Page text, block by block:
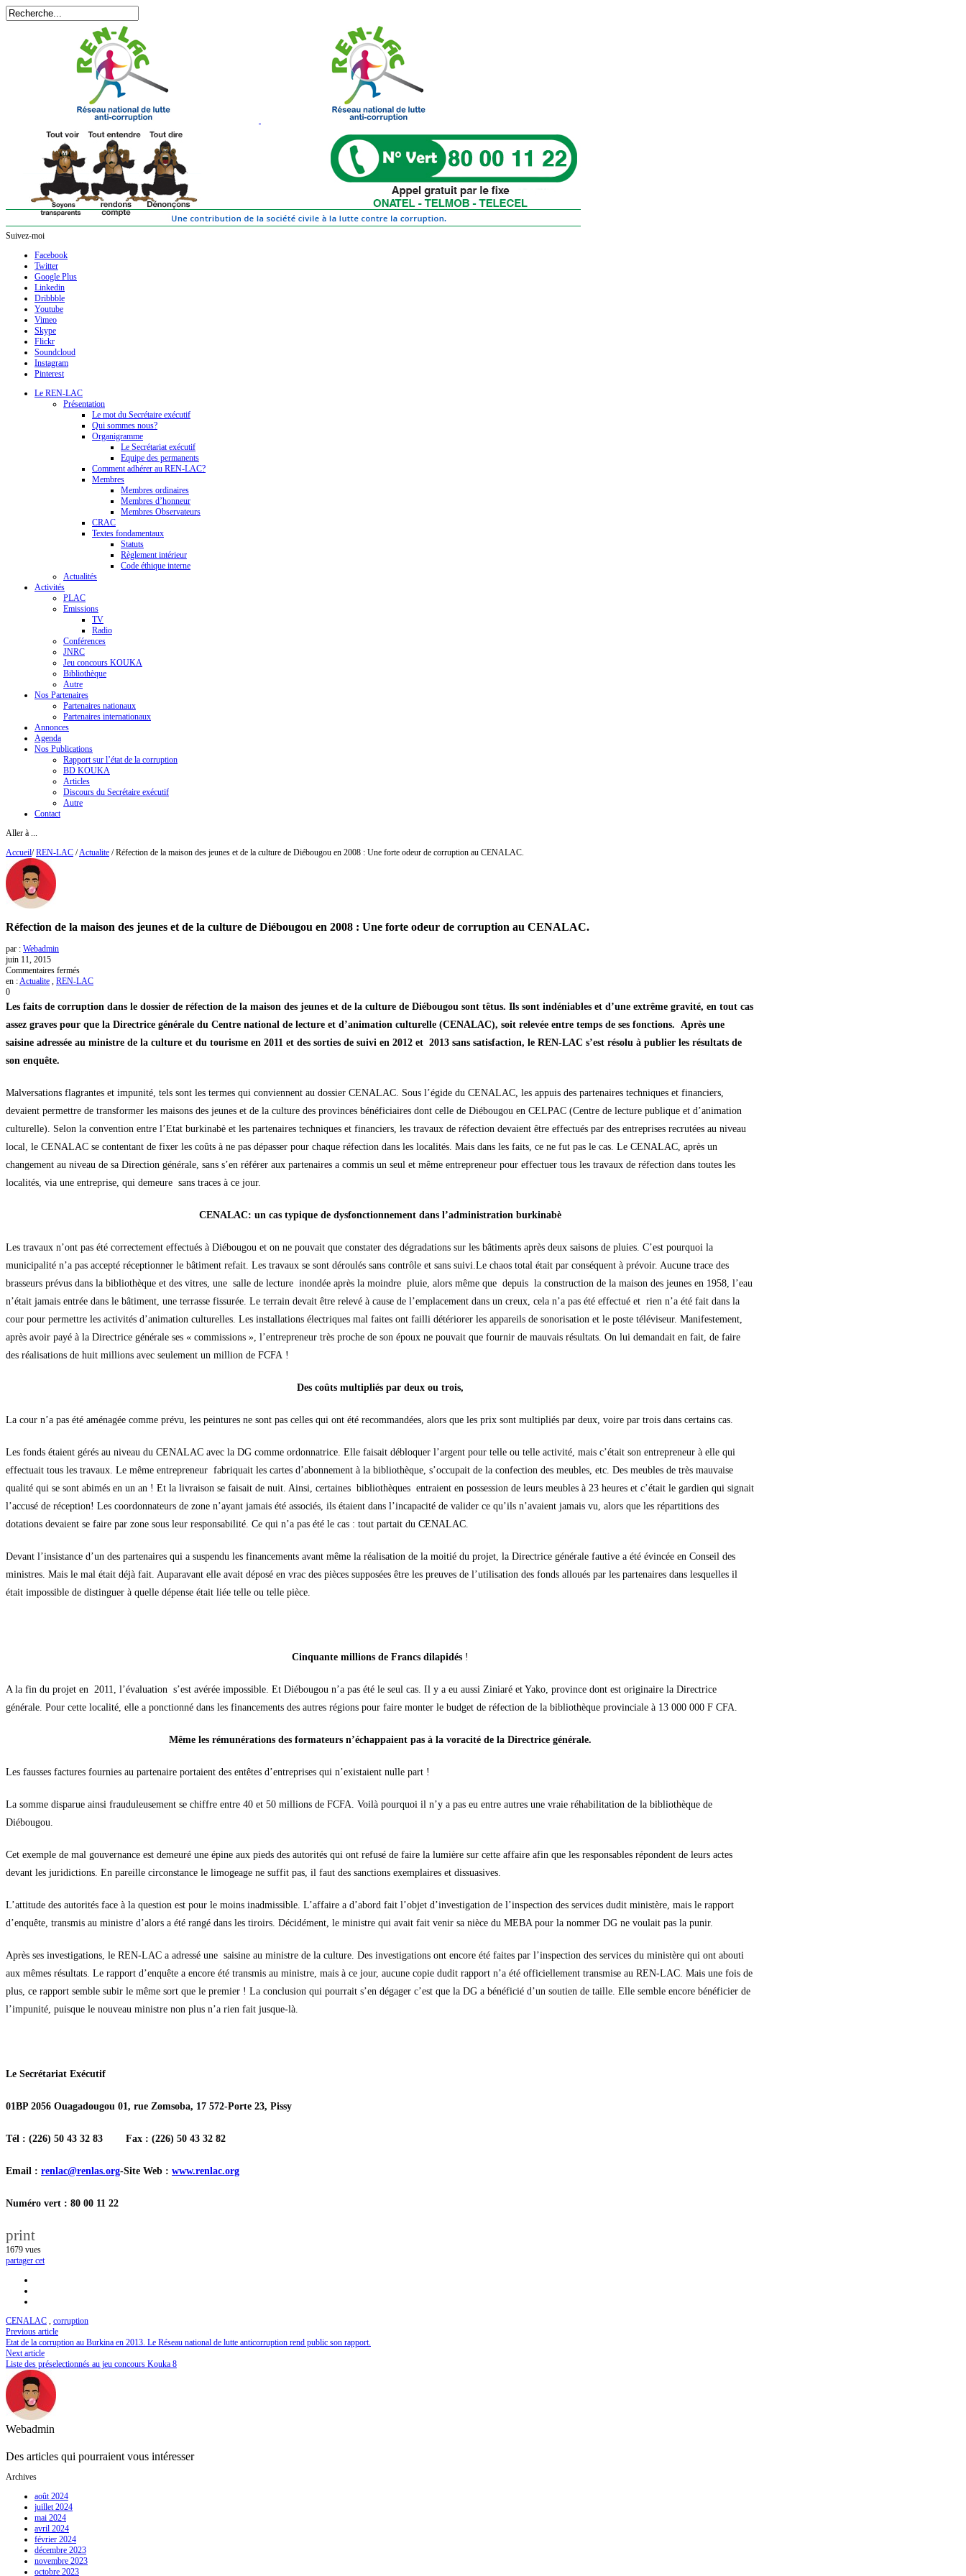
Suivez-moi
Facebook
Twitter
Google Plus
Linkedin
Dribbble
Youtube
Vimeo
Skype
Flickr
Soundcloud
Instagram
Pinterest
Le REN-LAC
Présentation
Le mot du Secrétaire exécutif
Qui sommes nous?
Organigramme
Le Secrétariat exécutif
Equipe des permanents
Comment adhérer au REN-LAC?
Membres
Membres ordinaires
Membres d’honneur
Membres Observateurs
CRAC
Textes fondamentaux
Statuts
Règlement intérieur
Code éthique interne
Actualités
Activités
PLAC
Emissions
TV
Radio
Conférences
JNRC
Jeu concours KOUKA
Bibliothèque
Autre
Nos Partenaires
Partenaires nationaux
Partenaires internationaux
Annonces
Agenda
Nos Publications
Rapport sur l’état de la corruption
BD KOUKA
Articles
Discours du Secrétaire exécutif
Autre
Contact
Aller à ...
Accueil/ REN-LAC /Actualite / Réfection de la maison des jeunes et de la culture de Diébougou en 2008 : Une forte odeur de corruption au CENALAC.
Réfection de la maison des jeunes et de la culture de Diébougou en 2008 : Une forte odeur de corruption au CENALAC.
par : Webadmin
juin 11, 2015
Commentaires fermés
Réfection
maison
des
et
Diébougou
en
:
Une
forte
odeur
corruption
en : Actualite
REN-LAC
0
Les faits de corruption dans le dossier de réfection de la maison des jeunes et de la culture de Diébougou sont têtus. Ils sont indéniables et d’une extrême gravité, en tout cas
assez graves pour que la Directrice générale du Centre national de lecture et d’animation culturelle (CENALAC), soit relevée entre temps de ses fonctions. Après une
saisine adressée au ministre de la culture et du tourisme en 2011 et des sorties de suivi en 2012 et 2013 sans satisfaction, le REN-LAC s’est résolu à publier les résultats de
son enquête.
Malversations flagrantes et impunité, tels sont les termes qui conviennent au dossier CENALAC. Sous l’égide du CENALAC, les appuis des partenaires techniques et financiers,
devaient permettre de transformer les maisons des jeunes et de la culture des provinces bénéficiaires dont celle de Diébougou en CELPAC (Centre de lecture publique et d’animation
culturelle). Selon la convention entre l’Etat burkinabè et les partenaires techniques et financiers, les travaux de réfection devaient être effectués par des entreprises recrutées au niveau
local, le CENALAC se contentant de fixer les coûts à ne pas dépasser pour chaque réfection dans les localités. Mais dans les faits, ce ne fut pas le cas. Le CENALAC, après un
changement au niveau de sa Direction générale, sans s’en référer aux partenaires a commis un seul et même entrepreneur pour effectuer tous les travaux de réfection dans toutes les
localités, via une entreprise, qui demeure sans traces à ce jour.
CENALAC: un cas typique de dysfonctionnement dans l’administration burkinabè
Les travaux n’ont pas été correctement effectués à Diébougou et on ne pouvait que constater des dégradations sur les bâtiments après deux saisons de pluies. C’est pourquoi la
municipalité n’a pas accepté réceptionner le bâtiment refait. Les travaux se sont déroulés sans contrôle et sans suivi.Le chaos total était par conséquent à prévoir. Aucune trace des
brasseurs prévus dans la bibliothèque et des vitres, une salle de lecture inondée après la moindre pluie, alors même que depuis la construction de la maison des jeunes en 1958, l’eau
n’était jamais entrée dans le bâtiment, une terrasse fissurée. Le terrain devait être relevé à cause de l’emplacement dans un creux, cela n’a pas été effectué et rien n’a été fait dans la
cour pour permettre les activités d’animation culturelles. Les installations électriques mal faites ont failli détériorer les appareils de sonorisation et le poste téléviseur. Manifestement,
après avoir payé à la Directrice générale ses « commissions », l’entrepreneur très proche de son époux ne pouvait que fournir de mauvais résultats. On lui demandait en fait, de faire
des réalisations de huit millions avec seulement un million de FCFA !
Des coûts multipliés par deux ou trois,
La cour n’a pas été aménagée comme prévu, les peintures ne sont pas celles qui ont été recommandées, alors que les prix sont multipliés par deux, voire par trois dans certains cas.
Les fonds étaient gérés au niveau du CENALAC avec la DG comme ordonnatrice. Elle faisait débloquer l’argent pour telle ou telle activité, mais c’était son entrepreneur à elle qui
effectuait tous les travaux. Le même entrepreneur fabriquait les cartes d’abonnement à la bibliothèque, s’occupait de la confection des meubles, etc. Des meubles de très mauvaise
qualité qui se sont abimés en un an ! Et la livraison se faisait de nuit. Ainsi, certaines bibliothèques entraient en possession de leurs meubles à 23 heures et c’était le gardien qui signait
l’accusé de réception! Les coordonnateurs de zone n’ayant jamais été associés, ils étaient dans l’incapacité de valider ce qu’ils n’avaient jamais vu, alors que les répartitions des
dotations devaient se faire par zone sous leur responsabilité. Ce qui n’a pas été le cas : tout partait du CENALAC.
Devant l’insistance d’un des partenaires qui a suspendu les financements avant même la réalisation de la moitié du projet, la Directrice générale fautive a été évincée en Conseil des
ministres. Mais le mal était déjà fait. Auparavant elle avait déposé en vrac des pièces supposées être les preuves de l’utilisation des fonds alloués par les partenaires dans lesquelles il
était impossible de distinguer à quelle dépense était liée telle ou telle pièce.
Cinquante millions de Francs dilapidés !
A la fin du projet en 2011, l’évaluation s’est avérée impossible. Et Diébougou n’a pas été le seul cas. Il y a eu aussi Ziniaré et Yako, province dont est originaire la Directrice
générale. Pour cette localité, elle a ponctionné dans les financements des autres régions pour faire monter le budget de réfection de la bibliothèque provinciale à 13 000 000 F CFA.
Même les rémunérations des formateurs n’échappaient pas à la voracité de la Directrice générale.
Les fausses factures fournies au partenaire portaient des entêtes d’entreprises qui n’existaient nulle part !
La somme disparue ainsi frauduleusement se chiffre entre 40 et 50 millions de FCFA. Voilà pourquoi il n’y a pas eu entre autres une vraie réhabilitation de la bibliothèque de
Diébougou.
Cet exemple de mal gouvernance est demeuré une épine aux pieds des autorités qui ont refusé de faire la lumière sur cette affaire afin que les responsables répondent de leurs actes
devant les juridictions. En pareille circonstance le limogeage ne suffit pas, il faut des sanctions exemplaires et dissuasives.
L’attitude des autorités face à la question est pour le moins inadmissible. L’affaire a d’abord fait l’objet d’investigation de l’inspection des services dudit ministère, mais le rapport
d’enquête, transmis au ministre d’alors a été rangé dans les tiroirs. Décidément, le ministre qui avait fait venir sa nièce du MEBA pour la nommer DG ne voulait pas la punir.
Après ses investigations, le REN-LAC a adressé une saisine au ministre de la culture. Des investigations ont encore été faites par l’inspection des services du ministère qui ont abouti
aux mêmes résultats. Le rapport d’enquête a encore été transmis au ministre, mais à ce jour, aucune copie dudit rapport n’a été officiellement transmise au REN-LAC. Mais une fois de
plus, ce rapport semble subir le même sort que le premier ! La conclusion qui pourrait s’en dégager c’est que la DG a bénéficié d’un soutien de taille. Elle semble encore bénéficier de
l’impunité, puisque le nouveau ministre non plus n’a rien fait jusque-là.
Le Secrétariat Exécutif
01BP 2056 Ouagadougou 01, rue Zomsoba, 17 572-Porte 23, Pissy
Tél : (226) 50 43 32 83 Fax : (226) 50 43 32 82
Email : renlac@renlas.org-Site Web : www.renlac.org
Numéro vert : 80 00 11 22
print
1679 vues
partager cet
CENALAC
corruption
Previous article
Etat de la corruption au Burkina en 2013. Le Réseau national de lutte anticorruption rend public son rapport.
Next article
Liste des préselectionnés au jeu concours Kouka 8
Webadmin
Des articles qui pourraient vous intéresser
Archives
août 2024
juillet 2024
mai 2024
avril 2024
février 2024
décembre 2023
novembre 2023
octobre 2023